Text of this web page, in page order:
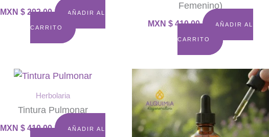
MXN $ 292.00 AÑADIR AL
CARRITO
Femenino)
MXN $410.00 AÑADIR AL
CARRITO
Herbolaria
Tintura Pulmonar
MXN $ 410.00 AÑADIR AL